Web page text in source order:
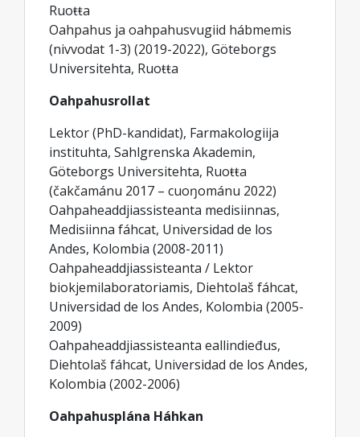
Ruoŧŧa
Oahpahus ja oahpahusvugiid hábmemis
(nivvodat 1-3) (2019-2022), Göteborgs
Universitehta, Ruoŧŧa
Oahpahusrollat
Lektor (PhD-kandidat), Farmakologiija
instituhta, Sahlgrenska Akademin,
Göteborgs Universitehta, Ruoŧŧa
(čakčamánu 2017 – cuoŋománu 2022)
Oahpaheaddjiassisteanta medisiinnas,
Medisiinna fáhcat, Universidad de los
Andes, Kolombia (2008-2011)
Oahpaheaddjiassisteanta / Lektor
biokjemilaboratoriamis, Diehtolaš fáhcat,
Universidad de los Andes, Kolombia (2005-
2009)
Oahpaheaddjiassisteanta eallindieđus,
Diehtolaš fáhcat, Universidad de los Andes,
Kolombia (2002-2006)
Oahpahusplána Háhkan